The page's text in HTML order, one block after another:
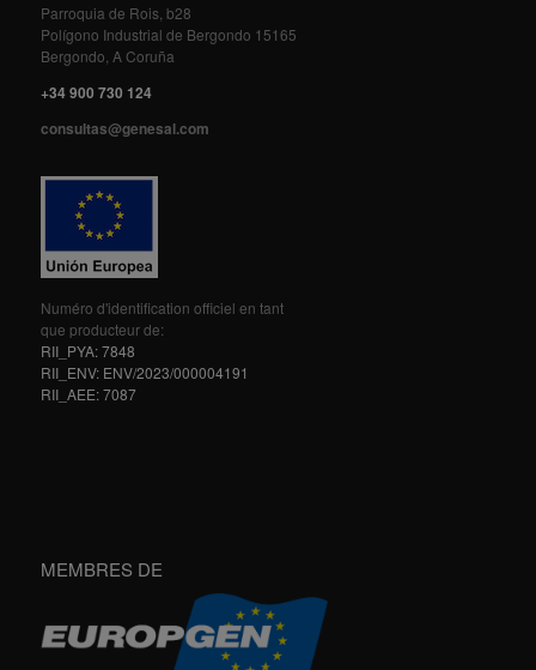
Parroquia de Rois, b28
Polígono Industrial de Bergondo 15165
Bergondo, A Coruña
+34 900 730 124
consultas@genesal.com
Numéro d'identification officiel en tant
que producteur de:
RII_PYA: 7848
RII_ENV: ENV/2023/000004191
RII_AEE: 7087
MEMBRES DE